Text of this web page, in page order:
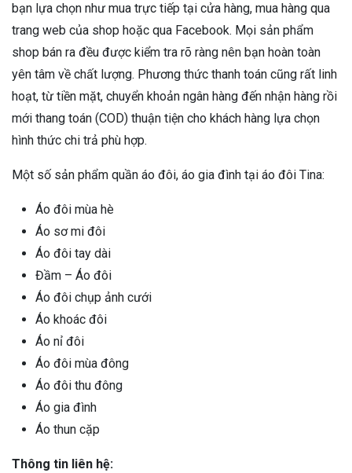
bạn lựa chọn như mua trực tiếp tại cửa hàng, mua hàng qua
trang web của shop hoặc qua Facebook. Mọi sản phẩm
shop bán ra đều được kiểm tra rõ ràng nên bạn hoàn toàn
yên tâm về chất lượng. Phương thức thanh toán cũng rất linh
hoạt, từ tiền mặt, chuyển khoản ngân hàng đến nhận hàng rồi
mới thang toán (COD) thuận tiện cho khách hàng lựa chọn
hình thức chi trả phù hợp.
Một số sản phẩm quần áo đôi, áo gia đình tại áo đôi Tina:
Áo đôi mùa hè
Áo sơ mi đôi
Áo đôi tay dài
Đầm – Áo đôi
Áo đôi chụp ảnh cưới
Áo khoác đôi
Áo nỉ đôi
Áo đôi mùa đông
Áo đôi thu đông
Áo gia đình
Áo thun cặp
Thông tin liên hệ: